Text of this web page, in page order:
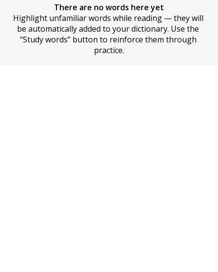
There are no words here yet
Highlight unfamiliar words while reading — they will
be automatically added to your dictionary. Use the
“Study words” button to reinforce them through
practice.